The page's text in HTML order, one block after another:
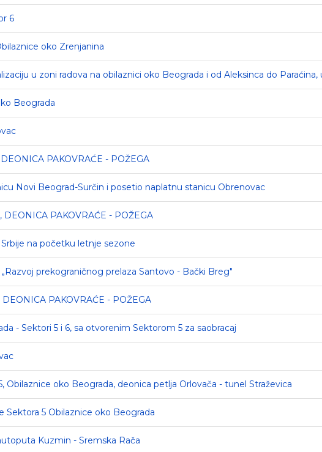
6
oko Zrenjanina
u zoni radova na obilaznici oko Beograda i od Aleksinca do
Beograda
PAKOVRAĆE - POŽEGA
Novi Beograd-Surčin i posetio naplatnu stanicu Obrenovac
PAKOVRAĆE - POŽEGA
na početku letnje sezone
prekograničnog prelaza Santovo - Bački Breg"
PAKOVRAĆE - POŽEGA
- Sektori 5 i 6, sa otvorenim Sektorom 5 za saobracaj
Obilaznice oko Beograda, deonica petlja Orlovača - tunel Straževica
Sektora 5 Obilaznice oko Beograda
Kuzmin - Sremska Rača